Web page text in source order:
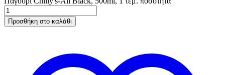
Προσθήκη στο καλάθι